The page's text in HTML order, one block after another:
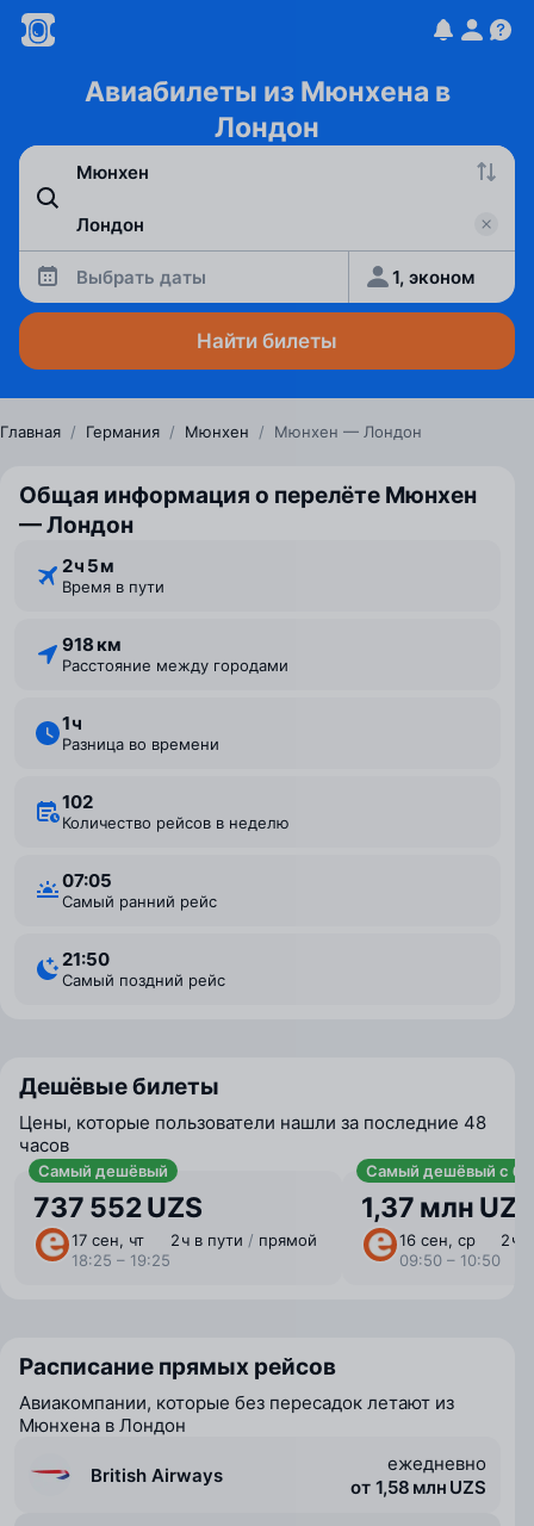
Авиабилеты из Мюнхена в
Лондон
Выбрать даты 1, эконом
Найти билеты
Главная / Германия / Мюнхен / Мюнхен — Лондон
Общая информация о перелёте Мюнхен
— Лондон
2 ⁠ч 5 ⁠м
Время в пути
918 км
Расстояние между городами
1 ⁠ч
Разница во времени
102
Количество рейсов в неделю
07:05
Самый ранний рейс
21:50
Самый поздний рейс
Дешёвые билеты
Цены, которые пользователи нашли за последние 48
часов
Самый дешёвый
737 552 UZS
17 сен, чт
18:25 – 19:25
2 ⁠ч в пути / прямой
Самый дешёвый с
1,37 млн UZS
16 сен, ср
09:50 – 10:50
2 ⁠ч
Расписание прямых рейсов
Авиакомпании, которые без пересадок летают из
Мюнхена в Лондон
British Airways
ежедневно
от 1,58 млн UZS